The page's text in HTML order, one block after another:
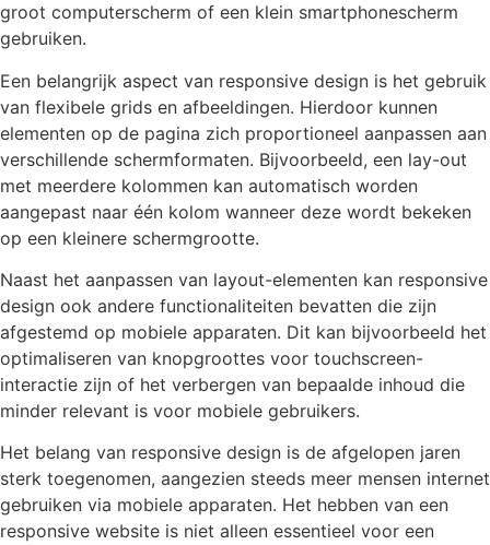
groot computerscherm of een klein smartphonescherm
gebruiken.
Een belangrijk aspect van responsive design is het gebruik
van flexibele grids en afbeeldingen. Hierdoor kunnen
elementen op de pagina zich proportioneel aanpassen aan
verschillende schermformaten. Bijvoorbeeld, een lay-out
met meerdere kolommen kan automatisch worden
aangepast naar één kolom wanneer deze wordt bekeken
op een kleinere schermgrootte.
Naast het aanpassen van layout-elementen kan responsive
design ook andere functionaliteiten bevatten die zijn
afgestemd op mobiele apparaten. Dit kan bijvoorbeeld het
optimaliseren van knopgroottes voor touchscreen-
interactie zijn of het verbergen van bepaalde inhoud die
minder relevant is voor mobiele gebruikers.
Het belang van responsive design is de afgelopen jaren
sterk toegenomen, aangezien steeds meer mensen internet
gebruiken via mobiele apparaten. Het hebben van een
responsive website is niet alleen essentieel voor een